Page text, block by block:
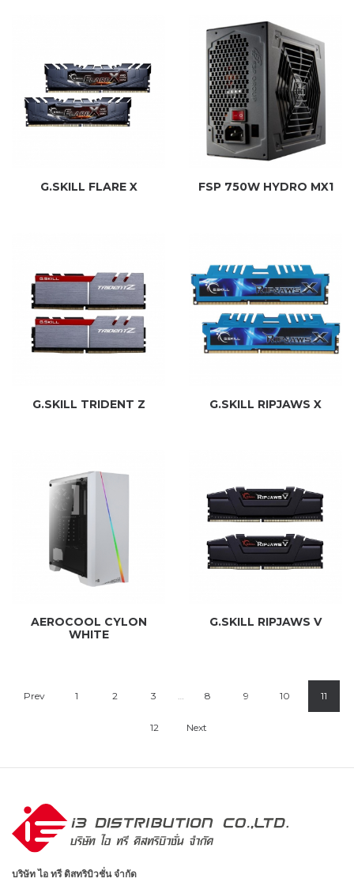
G.SKILL FLARE X FSP 750W HYDRO MX1
G.SKILL TRIDENT Z G.SKILL RIPJAWS X
AEROCOOL CYLON
WHITE
G.SKILL RIPJAWS V
Prev 1 2 3 … 8 9 10 11
12 Next
บริษัท ไอ ทรี ดิสทริบิวชั่น จำกัด